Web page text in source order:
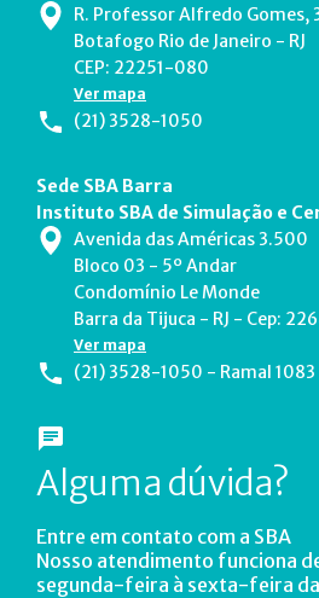
R. Professor Alfredo Gomes,
Botafogo Rio de Janeiro - RJ
CEP: 22251-080
Ver mapa
(21) 3528-1050
Sede SBA Barra
Instituto SBA de Simulação e
Avenida das Américas 3.500
Bloco 03 - 5º Andar
Condomínio Le Monde
Barra da Tijuca - RJ - Cep:
Ver mapa
(21) 3528-1050 - Ramal 1083
Alguma dúvida?
Entre em contato com a SBA
Nosso atendimento funciona
segunda-feira à sexta-feira